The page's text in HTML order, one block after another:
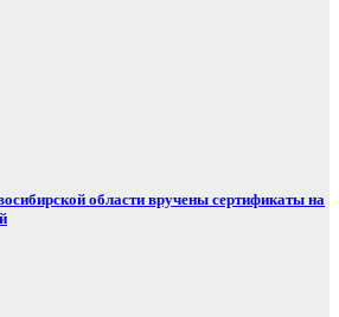
области вручены сертификаты на